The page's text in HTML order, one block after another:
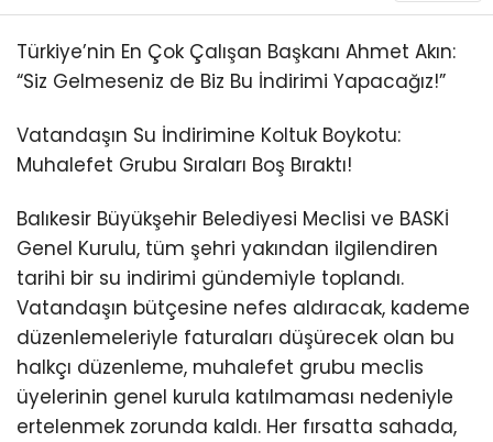
Türkiye’nin En Çok Çalışan Başkanı Ahmet Akın:
“Siz Gelmeseniz de Biz Bu İndirimi Yapacağız!”
Vatandaşın Su İndirimine Koltuk Boykotu:
Muhalefet Grubu Sıraları Boş Bıraktı!
Balıkesir Büyükşehir Belediyesi Meclisi ve BASKİ
Genel Kurulu, tüm şehri yakından ilgilendiren
tarihi bir su indirimi gündemiyle toplandı.
Vatandaşın bütçesine nefes aldıracak, kademe
düzenlemeleriyle faturaları düşürecek olan bu
halkçı düzenleme, muhalefet grubu meclis
üyelerinin genel kurula katılmaması nedeniyle
ertelenmek zorunda kaldı. Her fırsatta sahada,